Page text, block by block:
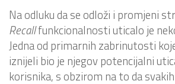
Na odluku da se odloži i promjeni
Recallfunkcionalnosti uticalo je
Jedna od primarnih zabrinutosti
iznijeli bio je njegov potencijalni
korisnika, s obzirom na to da